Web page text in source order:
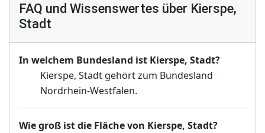
FAQ und Wissenswertes über Kierspe,
Stadt
In welchem Bundesland ist Kierspe, Stadt?
Kierspe, Stadt gehört zum Bundesland
Nordrhein-Westfalen.
Wie groß ist die Fläche von Kierspe, Stadt?